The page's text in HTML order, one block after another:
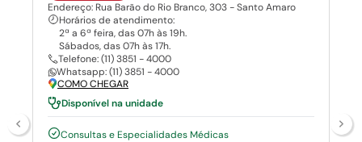
Endereço: Rua Barão do Rio Branco, 303 - Santo Amaro
Horários de atendimento:
2ª a 6ª feira, das 07h às 19h.
Sábados, das 07h às 17h.
Telefone: (11) 3851 - 4000
Whatsapp: (11) 3851 - 4000
COMO CHEGAR
Disponível na unidade
Consultas e Especialidades Médicas